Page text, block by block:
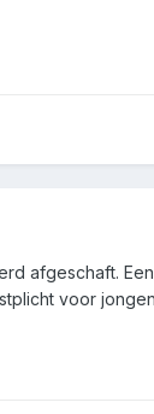
afgeschaft.
voor